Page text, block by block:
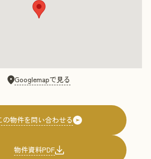
Googlemapで見る
物件資料PDF